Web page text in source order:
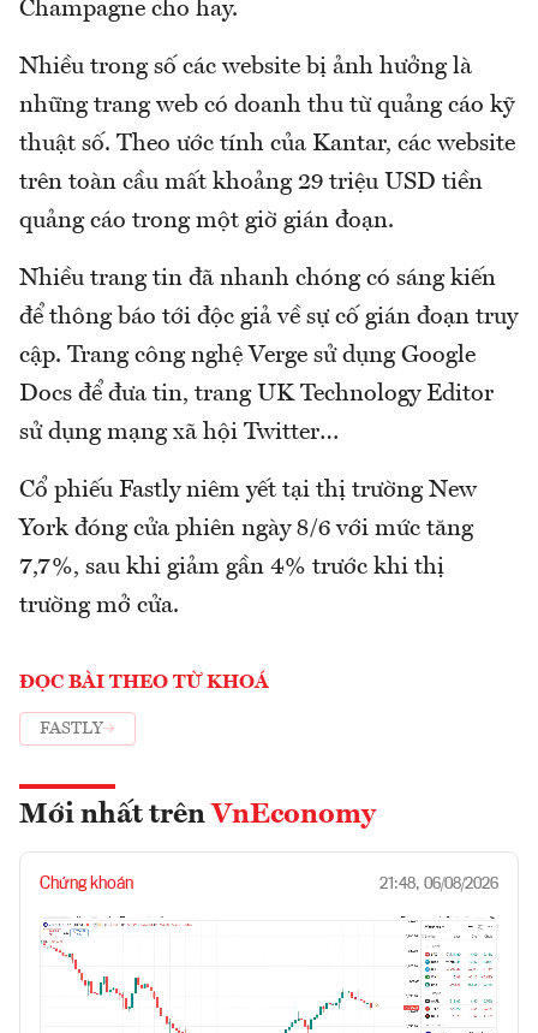
Champagne cho hay.
Nhiều trong số các website bị ảnh hưởng là
những trang web có doanh thu từ quảng cáo kỹ
thuật số. Theo ước tính của Kantar, các website
trên toàn cầu mất khoảng 29 triệu USD tiền
quảng cáo trong một giờ gián đoạn.
Nhiều trang tin đã nhanh chóng có sáng kiến
để thông báo tới độc giả về sự cố gián đoạn truy
cập. Trang công nghệ Verge sử dụng Google
Docs để đưa tin, trang UK Technology Editor
sử dụng mạng xã hội Twitter…
Cổ phiếu Fastly niêm yết tại thị trường New
York đóng cửa phiên ngày 8/6 với mức tăng
7,7%, sau khi giảm gần 4% trước khi thị
trường mở cửa.
ĐỌC BÀI THEO TỪ KHOÁ
FASTLY
Mới nhất trên VnEconomy
Chứng khoán 21:48, 06/08/2026